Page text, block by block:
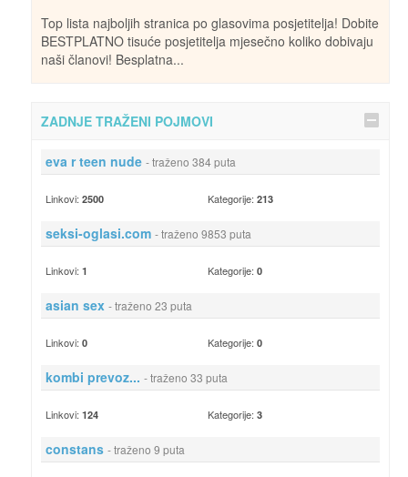
Top lista najboljih stranica po glasovima posjetitelja! Dobite
BESTPLATNO tisuće posjetitelja mjesečno koliko dobivaju
naši članovi! Besplatna...
ZADNJE TRAŽENI POJMOVI
eva r teen nude - traženo 384 puta
Linkovi: 2500 Kategorije:213
seksi-oglasi.com - traženo 9853 puta
Linkovi: 1 Kategorije:0
asian sex - traženo 23 puta
Linkovi: 0 Kategorije:0
kombi prevoz... - traženo 33 puta
Linkovi: 124 Kategorije:3
constans - traženo 9 puta